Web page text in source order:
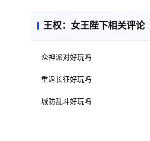
王权：女王陛下相关评论
众神派对好玩吗
重返长征好玩吗
城防乱斗好玩吗